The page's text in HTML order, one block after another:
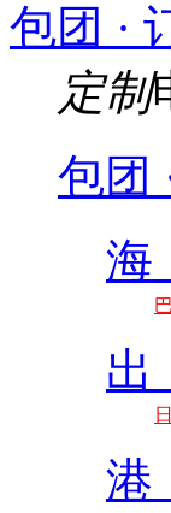
包团 ·
定制
包团
海
出
港